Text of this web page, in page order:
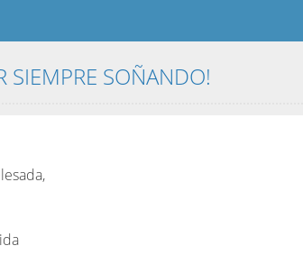
SIEMPRE SOÑANDO!